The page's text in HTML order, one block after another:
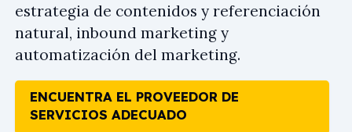
estrategia de contenidos y referenciación
natural, inbound marketing y
automatización del marketing.
ENCUENTRA EL PROVEEDOR DE
SERVICIOS ADECUADO